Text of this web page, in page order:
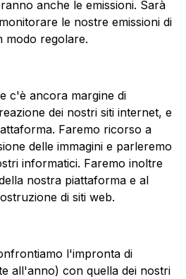
anche le emissioni. Sarà
le nostre emissioni di
modo regolare.
c'è ancora margine di
dei nostri siti internet, e
Faremo ricorso a
delle immagini e parleremo
informatici. Faremo inoltre
nostra piattaforma e al
di siti web.
l'impronta di
all'anno) con quella dei nostri